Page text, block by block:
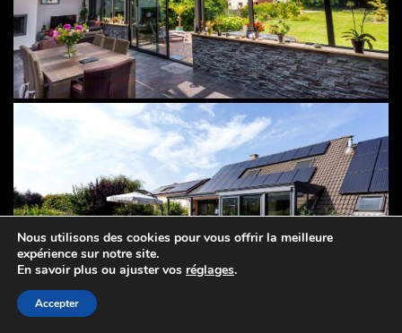
Nous utilisons des cookies pour vous offrir la meilleure
expérience sur notre site.
En savoir plus ou ajuster vos réglages.
Accepter